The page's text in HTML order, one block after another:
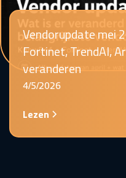
Vendorupdate mei
Fortinet, TrendAI,
veranderen
4/5/2026
Lezen